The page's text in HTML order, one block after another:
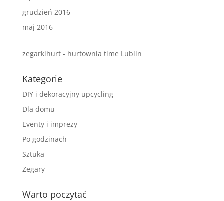
grudzień 2016
maj 2016
zegarkihurt - hurtownia time Lublin
Kategorie
DIY i dekoracyjny upcycling
Dla domu
Eventy i imprezy
Po godzinach
Sztuka
Zegary
Warto poczytać